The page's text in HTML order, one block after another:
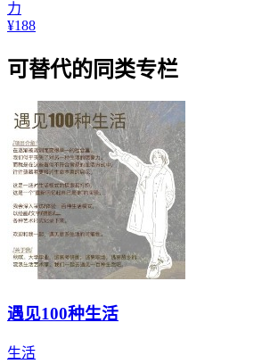
力
¥188
可替代的同类专栏
遇见100种生活
生活